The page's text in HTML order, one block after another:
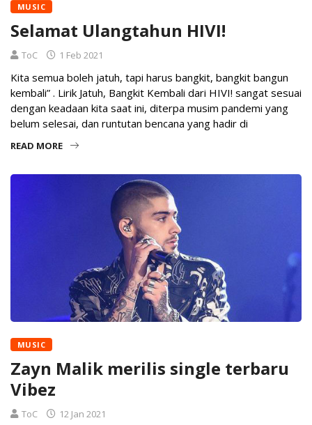
MUSIC
Selamat Ulangtahun HIVI!
ToC 1 Feb 2021
Kita semua boleh jatuh, tapi harus bangkit, bangkit bangun
kembali” . Lirik Jatuh, Bangkit Kembali dari HIVI! sangat sesuai
dengan keadaan kita saat ini, diterpa musim pandemi yang
belum selesai, dan runtutan bencana yang hadir di
READ MORE
MUSIC
Zayn Malik merilis single terbaru
Vibez
ToC 12 Jan 2021